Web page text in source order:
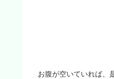
お腹が空いていれば、